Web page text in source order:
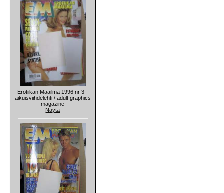
Erotiikan Maailma 1996 nr 3 -
aikuisviihdelehti / adult graphics
magazine
Näytä